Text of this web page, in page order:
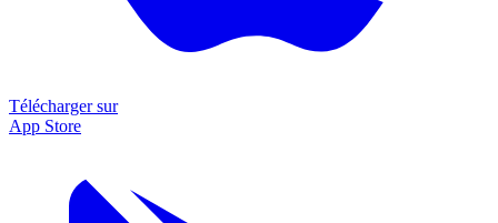
Télécharger sur
App Store